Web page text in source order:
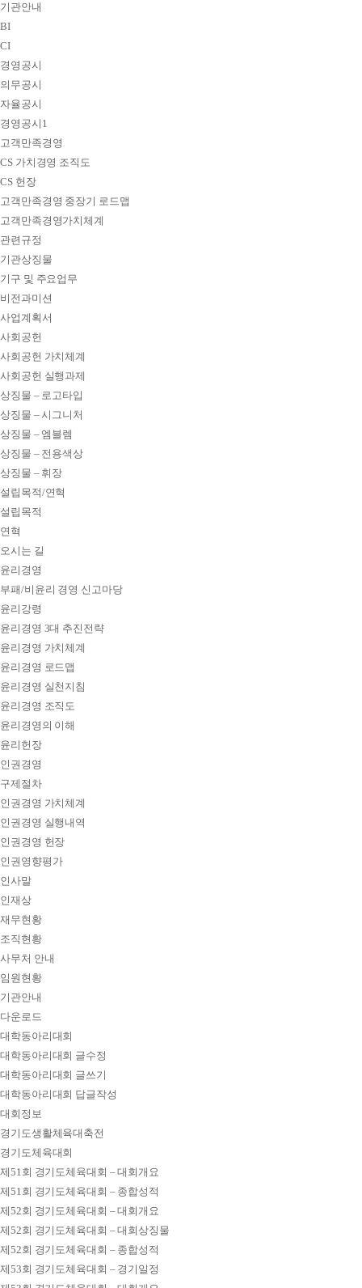
기관안내
BI
CI
경영공시
의무공시
자율공시
경영공시1
고객만족경영
CS 가치경영 조직도
CS 헌장
고객만족경영 중장기 로드맵
고객만족경영가치체계
관련규정
기관상징물
기구 및 주요업무
비전과미션
사업계획서
사회공헌
사회공헌 가치체계
사회공헌 실행과제
상징물 – 로고타입
상징물 – 시그니처
상징물 – 엠블렘
상징물 – 전용색상
상징물 – 휘장
설립목적/연혁
설립목적
연혁
오시는 길
윤리경영
부패/비윤리 경영 신고마당
윤리강령
윤리경영 3대 추진전략
윤리경영 가치체계
윤리경영 로드맵
윤리경영 실천지침
윤리경영 조직도
윤리경영의 이해
윤리헌장
인권경영
구제절차
인권경영 가치체계
인권경영 실행내역
인권경영 헌장
인권영향평가
인사말
인재상
재무현황
조직현황
사무처 안내
임원현황
기관안내
다운로드
대학동아리대회
대학동아리대회 글수정
대학동아리대회 글쓰기
대학동아리대회 답글작성
대회정보
경기도생활체육대축전
경기도체육대회
제51회 경기도체육대회 – 대회개요
제51회 경기도체육대회 – 종합성적
제52회 경기도체육대회 – 대회개요
제52회 경기도체육대회 – 대회상징물
제52회 경기도체육대회 – 종합성적
제53회 경기도체육대회 – 경기일정